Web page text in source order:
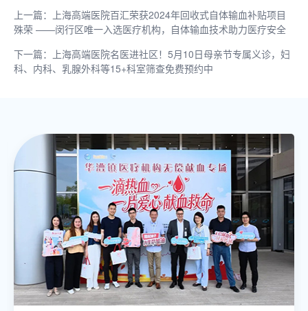
上一篇：上海高端医院百汇荣获2024年回收式自体输血补贴项目
殊荣 ——闵行区唯一入选医疗机构，自体输血技术助力医疗安全
下一篇：上海高端医院名医进社区！5月10日母亲节专属义诊，妇
科、内科、乳腺外科等15+科室筛查免费预约中